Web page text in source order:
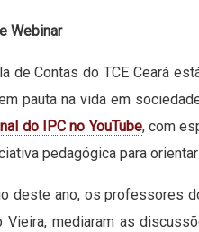
Webinar
de Contas do TCE Ceará
pauta na vida em
do IPC no YouTube, com
pedagógica para
deste ano, os professores
Vieira, mediaram as